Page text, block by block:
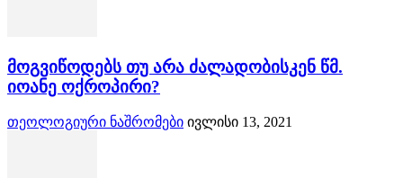
მოგვიწოდებს თუ არა ძალადობისკენ წმ.
იოანე ოქროპირი?
თეოლოგიური ნაშრომები ივლისი 13, 2021